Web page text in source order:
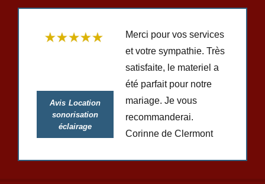
Avis Location
sonorisation
éclairage
Merci pour vos services
et votre sympathie. Très
satisfaite, le materiel a
été parfait pour notre
mariage. Je vous
recommanderai.
Corinne de Clermont